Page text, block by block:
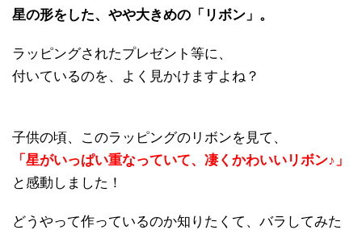
星の形をした、やや大きめの「リボン」。
ラッピングされたプレゼント等に、
付いているのを、よく見かけますよね？
子供の頃、このラッピングのリボンを見て、
「星がいっぱい重なっていて、凄くかわいいリボン♪」
と感動しました！
どうやって作っているのか知りたくて、バラしてみた